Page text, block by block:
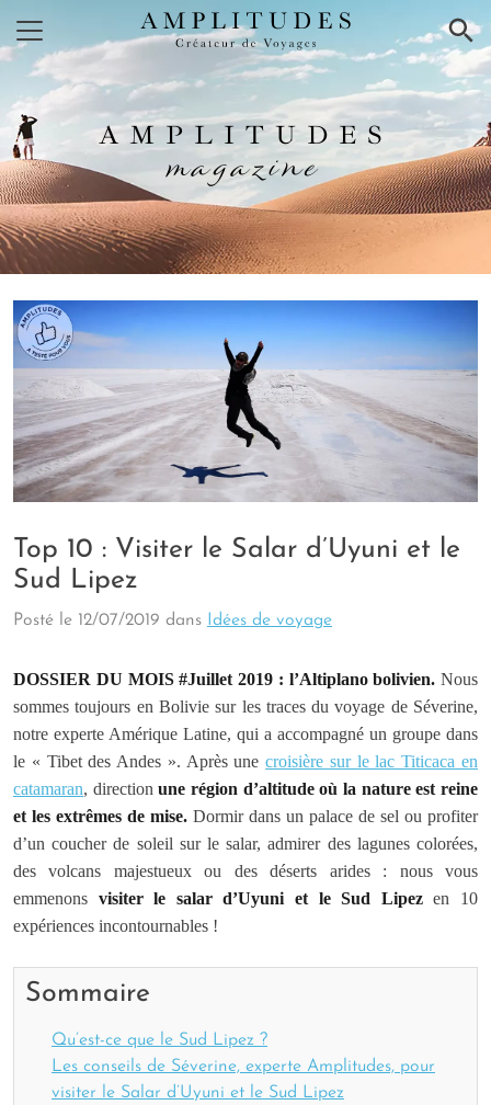
×
AMPLITUDES
magazine
Top 10 : Visiter le Salar d’Uyuni et le
Sud Lipez
Posté le 12/07/2019 dans Idées de voyage
DOSSIER DU MOIS #Juillet 2019 : l’Altiplano bolivien. Nous
sommes toujours en Bolivie sur les traces du voyage de Séverine,
notre experte Amérique Latine, qui a accompagné un groupe dans
le « Tibet des Andes ». Après unecroisière sur le lac Titicaca en
catamaran, directionune région d’altitude où la nature est reine
et les extrêmes de mise. Dormir dans un palace de sel ou profiter
d’un coucher de soleil sur le salar, admirer des lagunes colorées,
des volcans majestueux ou des déserts arides : nous vous
emmenons visiter le salar d’Uyuni et le Sud Lipezen 10
expériences incontournables !
Sommaire
Qu’est-ce que le Sud Lipez ?
Les conseils de Séverine, experte Amplitudes, pour
visiter le Salar d’Uyuni et le Sud Lipez